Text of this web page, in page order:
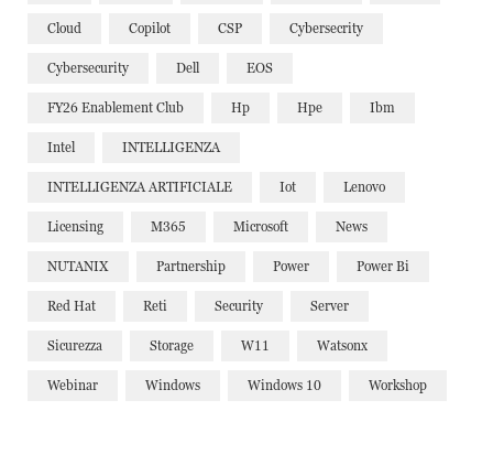
Cloud Copilot CSP Cybersecrity
Cybersecurity Dell EOS
FY26 Enablement Club Hp Hpe Ibm
Intel INTELLIGENZA
INTELLIGENZA ARTIFICIALE Iot Lenovo
Licensing M365 Microsoft News
NUTANIX Partnership Power Power Bi
Red Hat Reti Security Server
Sicurezza Storage W11 Watsonx
Webinar Windows Windows 10 Workshop